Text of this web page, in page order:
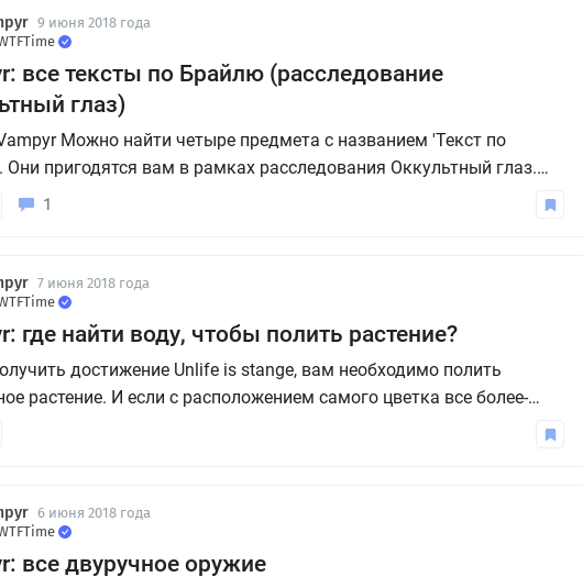
9 июня 2018 года
все тексты по Брайлю (расследование
глаз)
Можно найти четыре предмета с названием 'Текст по
пригодятся вам в рамках расследования Оккультный глаз.
способ открыть дверь в секретное убежище, где лежит
1
7 июня 2018 года
где найти воду, чтобы полить растение?
достижение Unlife is stange, вам необходимо полить
растение. И если с расположением самого цветка все более-
то с поисками воды возникают вопросы. Казалось бы,
6 июня 2018 года
все двуручное оружие